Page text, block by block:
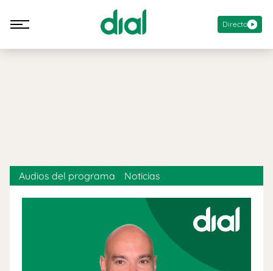
Directo
Audios del programa Noticias